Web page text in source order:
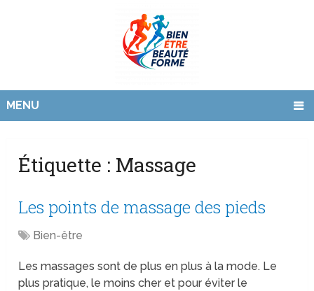
MENU
Étiquette : Massage
Les points de massage des pieds
Bien-être
Les massages sont de plus en plus à la mode. Le
plus pratique, le moins cher et pour éviter le